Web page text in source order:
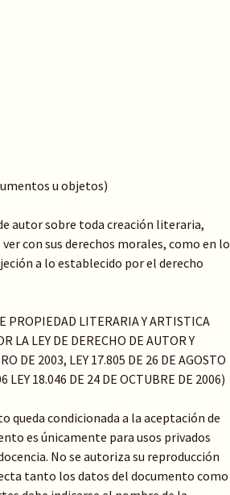
u objetos)
autor sobre toda creación literaria,
con sus derechos morales, como en lo
a lo establecido por el derecho
PROPIEDAD LITERARIA Y ARTISTICA
LA LEY DE DERECHO DE AUTOR Y
DE 2003, LEY 17.805 DE 26 DE AGOSTO
LEY 18.046 DE 24 DE OCTUBRE DE 2006)
queda condicionada a la aceptación de
es únicamente para usos privados
No se autoriza su reproducción
tanto los datos del documento como